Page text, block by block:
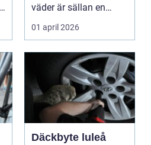
väder är sällan en
slump. Bakom varje
01 april 2026
Däckbyte luleå